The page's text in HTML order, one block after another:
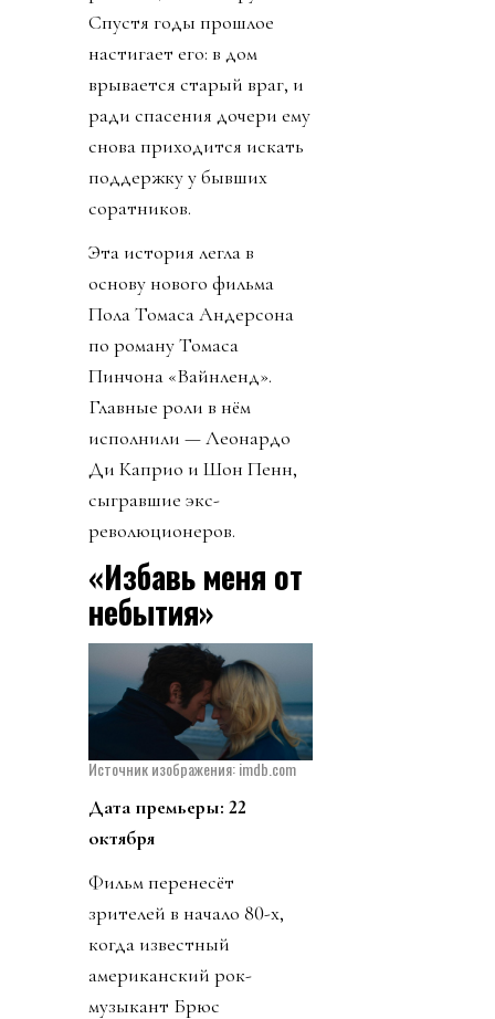
Спустя годы прошлое
настигает его: в дом
врывается старый враг, и
ради спасения дочери ему
снова приходится искать
поддержку у бывших
соратников.
Эта история легла в
основу нового фильма
Пола Томаса Андерсона
по роману Томаса
Пинчона «Вайнленд».
Главные роли в нём
исполнили — Леонардо
Ди Каприо и Шон Пенн,
сыгравшие экс-
революционеров.
«Избавь меня от
небытия»
Источник изображения: imdb.com
Дата премьеры: 22
октября
Фильм перенесёт
зрителей в начало 80-х,
когда известный
американский рок-
музыкант Брюс